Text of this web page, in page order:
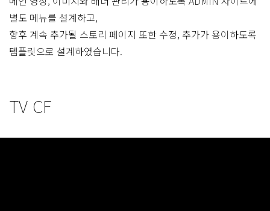
별도 메뉴를 설계하고,
향후 계속 추가될 스토리 페이지 또한 수정, 추가가 용이하도록
템플릿으로 설계하였습니다.
TV CF